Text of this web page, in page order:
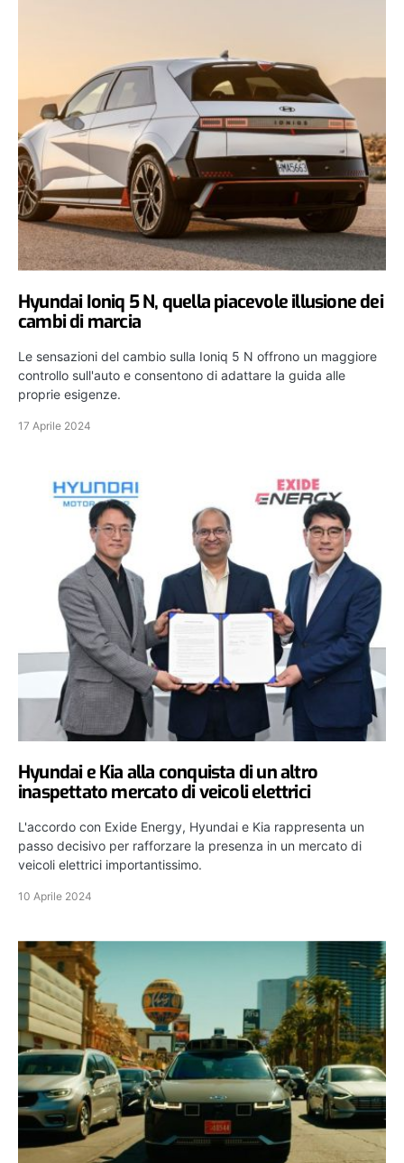
Hyundai Ioniq 5 N, quella piacevole illusione dei
cambi di marcia
Le sensazioni del cambio sulla Ioniq 5 N offrono un maggiore
controllo sull'auto e consentono di adattare la guida alle
proprie esigenze.
17 Aprile 2024
Hyundai e Kia alla conquista di un altro
inaspettato mercato di veicoli elettrici
L'accordo con Exide Energy, Hyundai e Kia rappresenta un
passo decisivo per rafforzare la presenza in un mercato di
veicoli elettrici importantissimo.
10 Aprile 2024